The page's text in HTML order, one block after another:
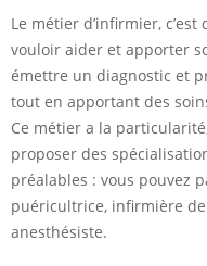
Le métier d’infirmier,
vouloir aider et apporter
émettre un diagnostic et
tout en apportant des
Ce métier a la
proposer des
préalables : vous pouvez
puéricultrice, infirmière
anesthésiste.